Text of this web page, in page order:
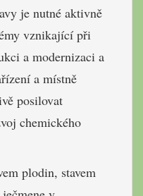
je nutné aktivně
vznikající při
a modernizaci a
a místně
posilovat
chemického
plodin, stavem